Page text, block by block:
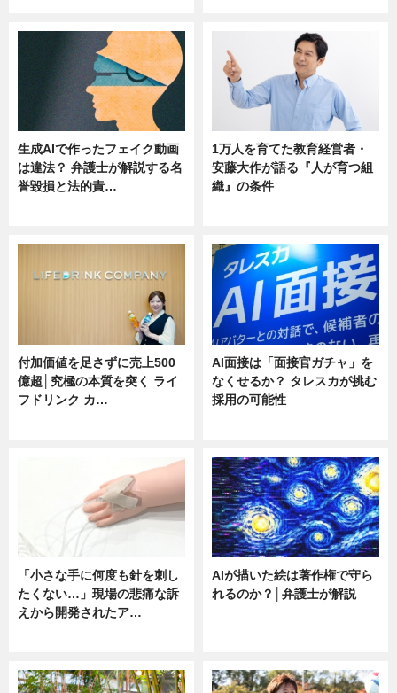
生成AIで作ったフェイク動画
は違法？ 弁護士が解説する名
誉毀損と法的責…
1万人を育てた教育経営者・
安藤大作が語る『人が育つ組
織』の条件
付加価値を足さずに売上500
億超│究極の本質を突く ライ
フドリンク カ…
AI面接は「面接官ガチャ」を
なくせるか？ タレスカが挑む
採用の可能性
「小さな手に何度も針を刺し
たくない…」現場の悲痛な訴
えから開発されたア…
AIが描いた絵は著作権で守ら
れるのか？│弁護士が解説